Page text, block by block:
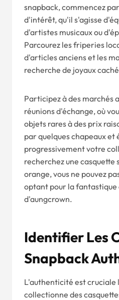
snapback, commencez
d'intérêt, qu'il s'agisse
d'artistes musicaux ou
Parcourez les friperies
d'articles anciens et les
recherche de joyaux
Participez à des marchés
réunions d'échange, où
objets rares à des prix
par quelques chapeaux et
progressivement votre
recherchez une casquette
orange, vous ne pouvez
optant pour la fantastique
d'aungcrown.
Identifier Les
Snapback
L'authenticité est cruciale
collectionne des